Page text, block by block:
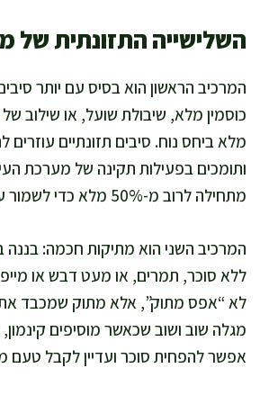
השלישייה התזונתית של
המרכיב הראשון הוא בסיס עם יותר
כוסמין מלא, שיבולת שועל, או שילוב
מלא ביחס נוח. סיבים תזונתיים
ותומכים בפעילות תקינה של מערכת
מתחילה לרוב מ-50% מלא כדי לשמור על רכות.
המרכיב השני הוא מתיקות חכמה:
ללא סוכר, תמרים, או מעט דבש או
לא “אפס מתוק”, אלא מתוק שמכבד את
מגלה שוב ושוב שכאשר מוסיפים קינמון,
אפשר להפחית סוכר ועדיין לקבל טעם